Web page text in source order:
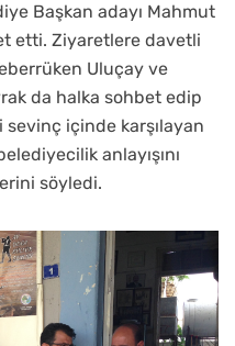
Başkan adayı Mahmut
etti. Ziyaretlere davetli
Uluçay ve
da halka sohbet edip
sevinç içinde karşılayan
anlayışını
söyledi.